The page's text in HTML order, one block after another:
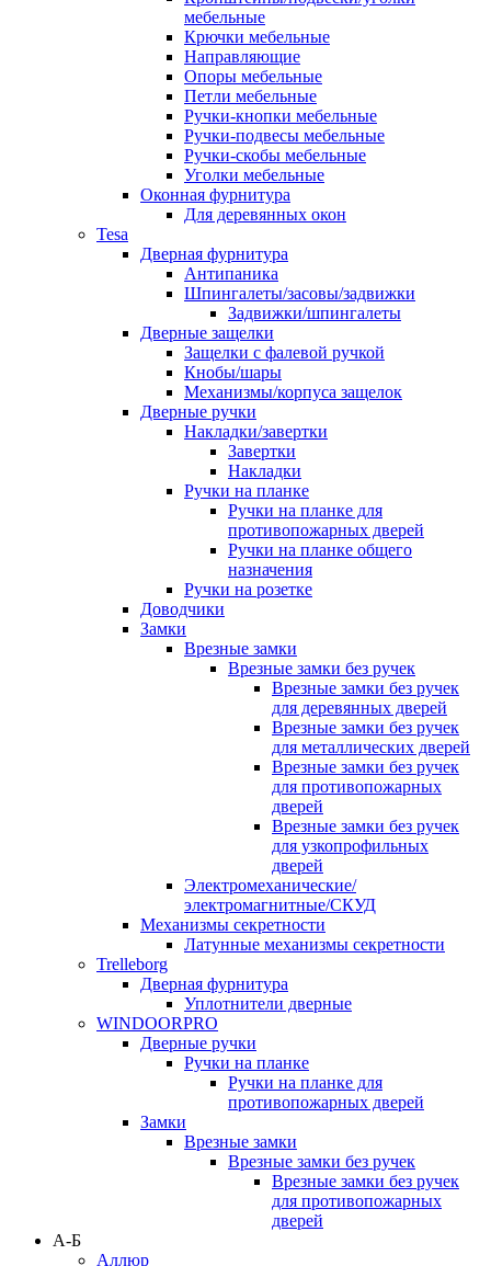
мебельные
Крючки мебельные
Направляющие
Опоры мебельные
Петли мебельные
Ручки-кнопки мебельные
Ручки-подвесы мебельные
Ручки-скобы мебельные
Уголки мебельные
Оконная фурнитура
Для деревянных окон
Tesa
Дверная фурнитура
Антипаника
Шпингалеты/засовы/задвижки
Задвижки/шпингалеты
Дверные защелки
Защелки с фалевой ручкой
Кнобы/шары
Механизмы/корпуса защелок
Дверные ручки
Накладки/завертки
Завертки
Накладки
Ручки на планке
Ручки на планке для
противопожарных дверей
Ручки на планке общего
назначения
Ручки на розетке
Доводчики
Замки
Врезные замки
Врезные замки без ручек
Врезные замки без ручек
для деревянных дверей
Врезные замки без ручек
для металлических дверей
Врезные замки без ручек
для противопожарных
дверей
Врезные замки без ручек
для узкопрофильных
дверей
Электромеханические/
электромагнитные/СКУД
Механизмы секретности
Латунные механизмы секретности
Trelleborg
Дверная фурнитура
Уплотнители дверные
WINDOORPRO
Дверные ручки
Ручки на планке
Ручки на планке для
противопожарных дверей
Замки
Врезные замки
Врезные замки без ручек
Врезные замки без ручек
для противопожарных
дверей
А-Б
Аллюр